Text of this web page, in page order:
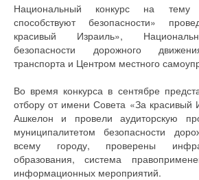
Национальный конкурс на тему
способствуют безопасности»
красивый Израиль»,
безопасности дорожного
транспорта и Центром местного
Во время конкурса в сентябре
отбору от имени Совета «За красивый
Ашкелон и провели аудиторскую
муниципалитетом безопасности
всему городу, проверены
образования, система
информационных мероприятий.